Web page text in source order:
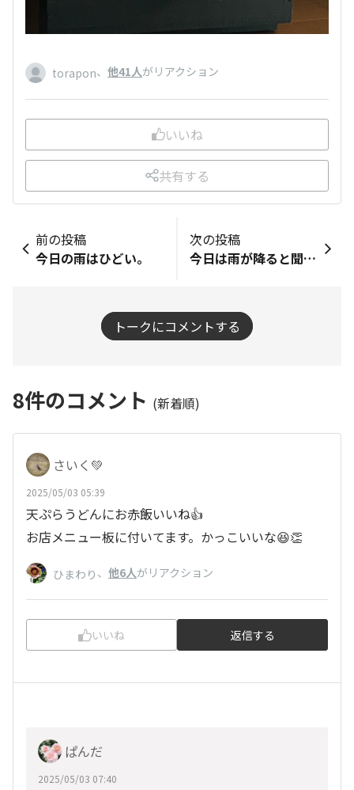
torapon、 他41人がリアクション
いいね
共有する
前の投稿
今日の雨はひどい。
次の投稿
今日は雨が降ると聞いていたので 最近買った新苗バラちゃんは避難させてから仕事に来たのに、メダカさんは忘れてそのまま来てしまった😖 大丈夫かなぁ💦
トークにコメントする
8件のコメント (新着順)
さいく💚
2025/05/03 05:39
天ぷらうどんにお赤飯いいね👍️
お店メニュー板に付いてます。かっこいいな😆👏
ひまわり 、 他6人がリアクション
いいね 返信する
ぱんだ
2025/05/03 07:40